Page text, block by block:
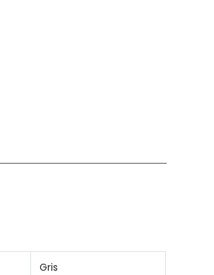
Gris